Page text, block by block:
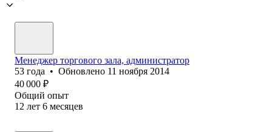
Менеджер торгового зала, администратор
53 года • Обновлено 11 ноября 2014
40 000 ₽
Общий опыт
12 лет 6 месяцев